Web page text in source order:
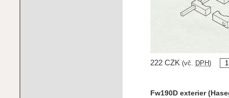
222 CZK (vč. DPH )
Fw190D exterier